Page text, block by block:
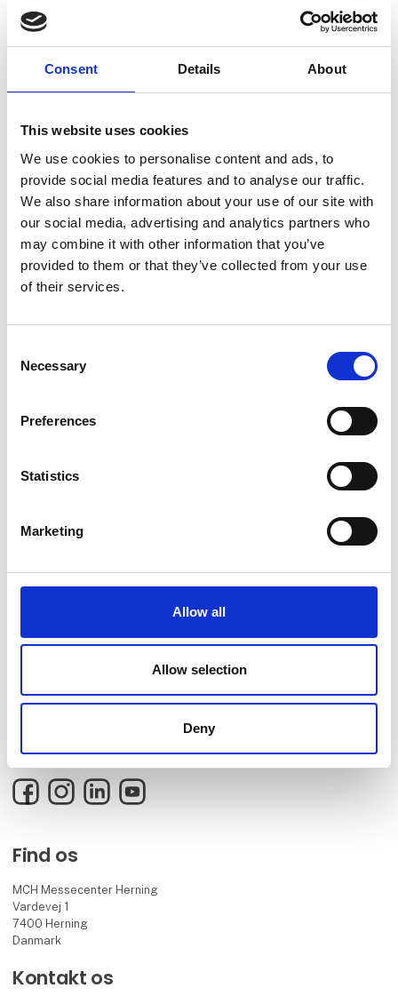
Consent Details About
This website uses cookies
We use cookies to personalise content and ads, to
provide social media features and to analyse our traffic.
We also share information about your use of our site with
our social media, advertising and analytics partners who
may combine it with other information that you’ve
provided to them or that they’ve collected from your use
of their services.
Selection
Necessary
Preferences
Statistics
Marketing
Allow all
Allow selection
Deny
Foredraget giver gode tip til garvede kajakroere, men OGSÅ
Speaker
Susanne Jars
kl. 14:00- 15:00
Ferie for Alle er Skandinaviens største inspirationskilde for nye og
3500+ rejseeksperter og mere end 250 rejseforedrag, når du skal
under sydens sol eller på eksotiske destinationer.
FacebookInstagramLinkedInYouTube
Find os
MCH Messecenter Herning
Vardevej 1
7400 Herning
Danmark
Kontakt os